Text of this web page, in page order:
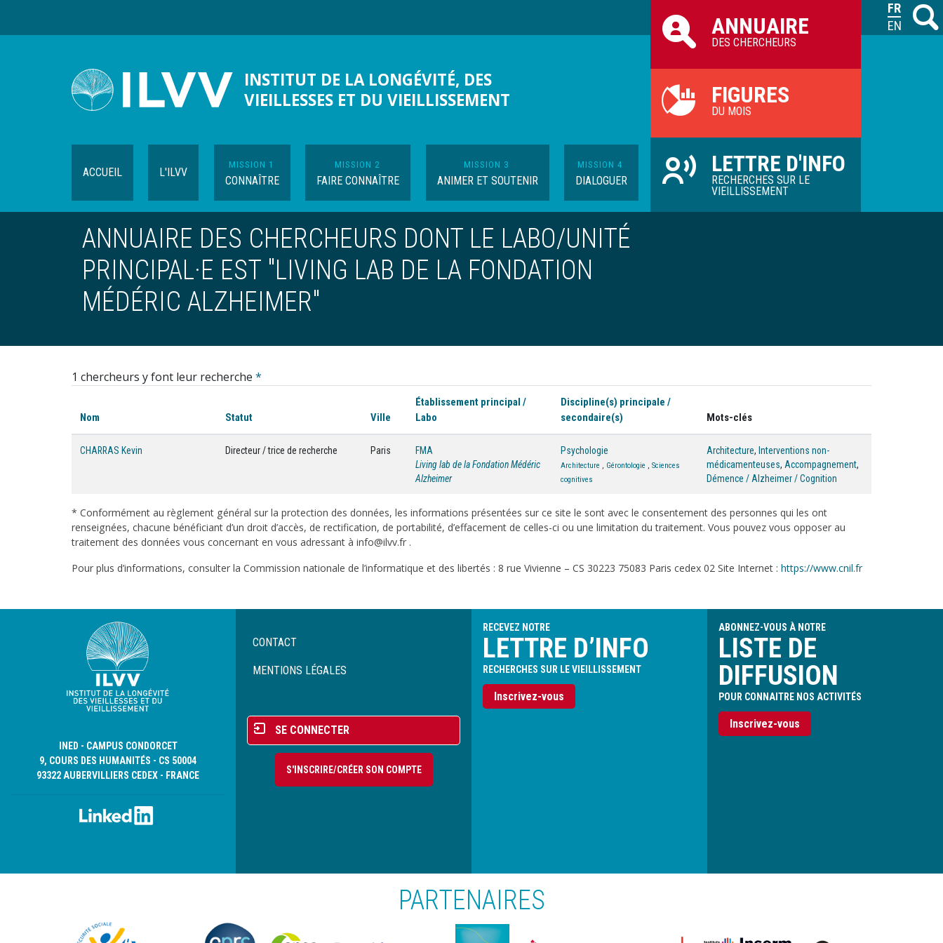
M
INSTITUT DE LA LONGÉVITÉ, DES
VIEILLESSES ET DU VIEILLISSEMENT
ACCUEIL L'ILVV
MISSION 1
CONNAÎTRE
MISSION 2
FAIRE CONNAÎTRE
MISSION 3
ANIMER ET SOUTENIR
MISSION 4
DIALOGUER
ILVV
ANNUAIRE
DES CHERCHEURS
FIGURES
DU MOIS
LETTRE D'INFO
RECHERCHES SUR LE
VIEILLISSEMENT
ANNUAIRE DES CHERCHEURS DONT LE LABO/UNITÉ
PRINCIPAL·E EST "LIVING LAB DE LA FONDATION
MÉDÉRIC ALZHEIMER"
1 chercheurs y font leur recherche *
Nom Statut Ville
Établissement principal /
Labo
Discipline(s) principale /
secondaire(s)
Mots-clés
CHARRAS Kevin Directeur / trice de recherche Paris
FMA
Living lab de la Fondation Médéric
Alzheimer
Psychologie
Architecture , Gérontologie , Sciences
cognitives
Architecture, Interventions non-
médicamenteuses, Accompagnement,
Démence / Alzheimer / Cognition
* Conformément au règlement général sur la protection des données, les informations présentées sur ce site le sont avec le consentement des personnes qui les ont
renseignées, chacune bénéficiant d’un droit d’accès, de rectification, de portabilité, d’effacement de celles-ci ou une limitation du traitement. Vous pouvez vous opposer au
traitement des données vous concernant en vous adressant à info@ilvv.fr .
Pour plus d’informations, consulter la Commission nationale de l’informatique et des libertés : 8 rue Vivienne – CS 30223 75083 Paris cedex 02 Site Internet : https://www.cnil.fr
INED - CAMPUS CONDORCET
9, COURS DES HUMANITÉS - CS 50004
93322 AUBERVILLIERS CEDEX - FRANCE
Menu
de
CONTACT
MENTIONS LÉGALES
Menu
du
compte
l'utilisateur
SE CONNECTER
S'INSCRIRE/CRÉER SON COMPTE
RECEVEZ NOTRE
LETTRE D’INFO
RECHERCHES SUR LE VIEILLISSEMENT
Inscrivez-vous
ABONNEZ-VOUS À NOTRE
LISTE DE
DIFFUSION
POUR CONNAITRE NOS ACTIVITÉS
Inscrivez-vous
PARTENAIRES
FRANÇAIS
ENGLISH